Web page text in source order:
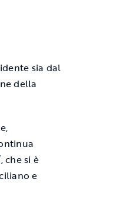
sia dal
della
, che si è
e